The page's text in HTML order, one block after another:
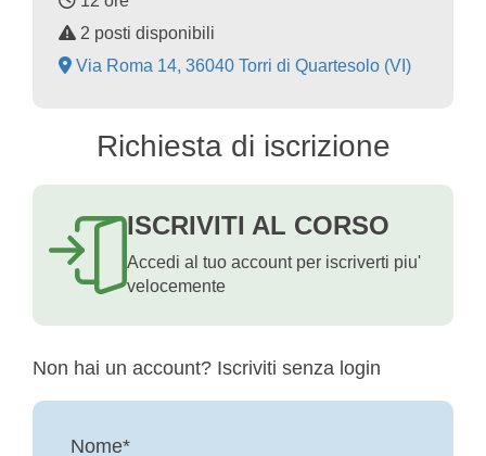
2 posti disponibili
Via Roma 14, 36040 Torri di Quartesolo (VI)
Richiesta di iscrizione
ISCRIVITI AL CORSO
Accedi al tuo account per iscriverti piu'
velocemente
Non hai un account? Iscriviti senza login
Nome*